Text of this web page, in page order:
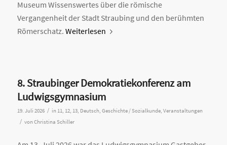
Museum Wissenswertes über die römische
Vergangenheit der Stadt Straubing und den berühmten
Römerschatz. Weiterlesen
8. Straubinger Demokratiekonferenz am
Ludwigsgymnasium
19. Juli 2026 / in 11, 12, 13, Deutsch, Geschichte / Sozialkunde, Veranstaltungen
/ von Christina Schiller